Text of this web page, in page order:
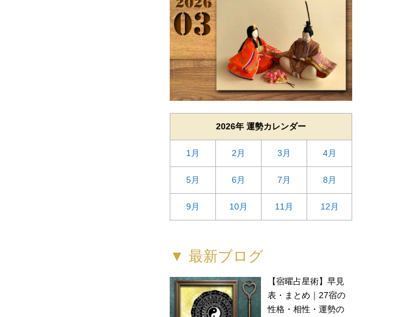
2026年 運勢カレンダー
1月 2月 3月 4月
5月 6月 7月 8月
9月 10月 11月 12月
▼ 最新ブログ
【宿曜占星術】早見
表・まとめ｜27宿の
性格・相性・運勢の